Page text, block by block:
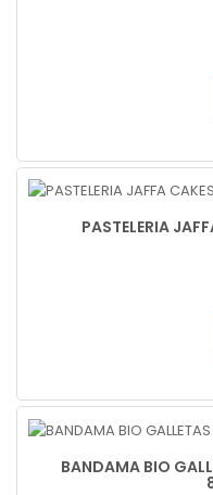
PASTELERIA
BANDAMA BIO